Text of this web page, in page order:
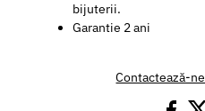
bijuterii.
Garantie 2 ani
Contactează-ne